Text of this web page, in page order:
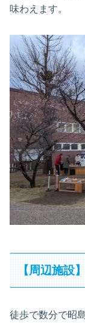
味わえます。
【周辺施設
徒歩で数分で昭